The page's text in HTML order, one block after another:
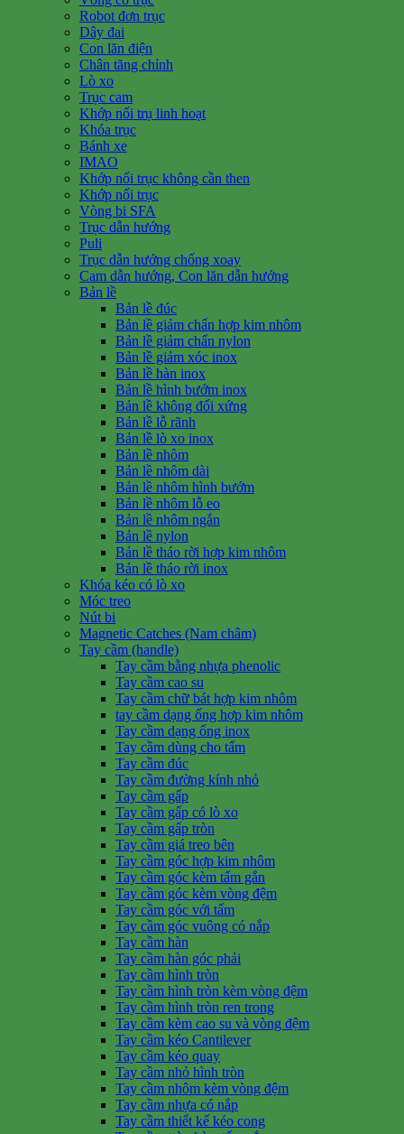
Robot đơn trục
Dây đai
Con lăn điện
Chân tăng chỉnh
Lò xo
Trục cam
Khớp nối trụ linh hoạt
Khóa trục
Bánh xe
IMAO
Khớp nối trục không cần then
Khớp nối trục
Vòng bi SFA
Trục dẫn hướng
Puli
Trục dẫn hướng chống xoay
Cam dẫn hướng, Con lăn dẫn hướng
Bản lề
Bản lề đúc
Bản lề giảm chấn hợp kim nhôm
Bản lề giảm chấn nylon
Bản lề giảm xóc inox
Bản lề hàn inox
Bản lề hình bướm inox
Bản lề không đối xứng
Bản lề lỗ rãnh
Bản lề lò xo inox
Bản lề nhôm
Bản lề nhôm dài
Bản lề nhôm hình bướm
Bản lề nhôm lỗ eo
Bản lề nhôm ngắn
Bản lề nylon
Bản lề tháo rời hợp kim nhôm
Bản lề tháo rời inox
Khóa kéo có lò xo
Móc treo
Nút bi
Magnetic Catches (Nam châm)
Tay cầm (handle)
Tay cầm bằng nhựa phenolic
Tay cầm cao su
Tay cầm chữ bát hợp kim nhôm
tay cầm dạng ống hợp kim nhôm
Tay cầm dạng ống inox
Tay cầm dùng cho tấm
Tay cầm đúc
Tay cầm đường kính nhỏ
Tay cầm gấp
Tay cầm gấp có lò xo
Tay cầm gấp tròn
Tay cầm giá treo bên
Tay cầm góc hợp kim nhôm
Tay cầm góc kèm tấm gắn
Tay cầm góc kèm vòng đệm
Tay cầm góc với tấm
Tay cầm góc vuông có nắp
Tay cầm hàn
Tay cầm hàn góc phải
Tay cầm hình tròn
Tay cầm hình tròn kèm vòng đệm
Tay cầm hình tròn ren trong
Tay cầm kèm cao su và vòng đệm
Tay cầm kéo Cantilever
Tay cầm kéo quay
Tay cầm nhỏ hình tròn
Tay cầm nhôm kèm vòng đệm
Tay cầm nhựa có nắp
Tay cầm thiết kế kéo cong